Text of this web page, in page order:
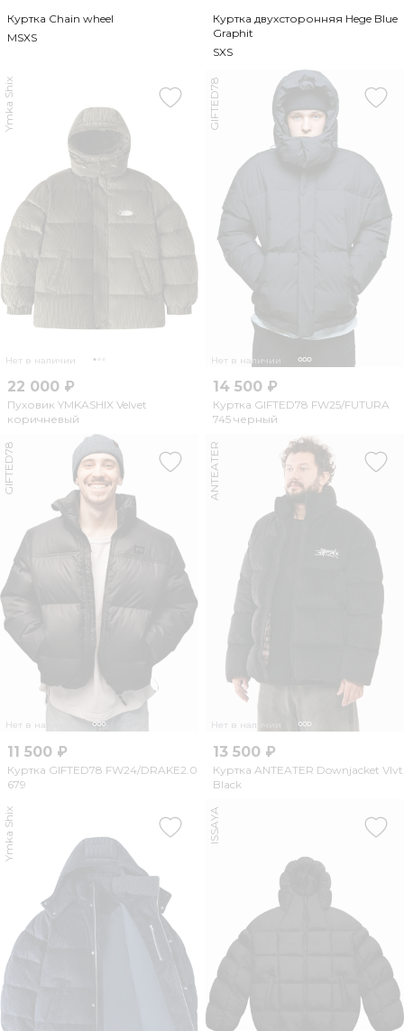
Куртка Chain wheel
MSXS
Куртка двухсторонняя Hege Blue
Graphit
SXS
Нет в наличии
Ymka Shix
22 000 ₽
Пуховик YMKASHIX Velvet
коричневый
Нет в наличии
GIFTED78
14 500 ₽
Куртка GIFTED78 FW25/FUTURA
745 черный
Нет в наличии
GIFTED78
11 500 ₽
Куртка GIFTED78 FW24/DRAKE2.0
679
Нет в наличии
ANTEATER
13 500 ₽
Куртка ANTEATER Downjacket Vlvt
Black
Ymka Shix ISSAYA